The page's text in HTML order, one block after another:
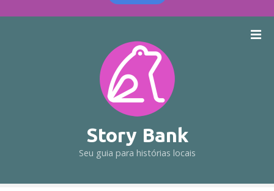
e
Story Bank
Seu guia para histórias locais